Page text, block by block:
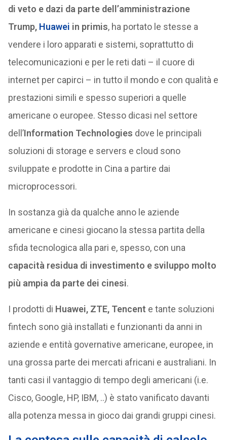
di veto e dazi da parte dell’amministrazione
Trump, Huawei in primis, ha portato le stesse a
vendere i loro apparati e sistemi, soprattutto di
telecomunicazioni e per le reti dati – il cuore di
internet per capirci – in tutto il mondo e con qualità e
prestazioni simili e spesso superiori a quelle
americane o europee. Stesso dicasi nel settore
dell’Information Technologies dove le principali
soluzioni di storage e servers e cloud sono
sviluppate e prodotte in Cina a partire dai
microprocessori.
In sostanza già da qualche anno le aziende
americane e cinesi giocano la stessa partita della
sfida tecnologica alla pari e, spesso, con una
capacità residua di investimento e sviluppo molto
più ampia da parte dei cinesi.
I prodotti di Huawei, ZTE, Tencent e tante soluzioni
fintech sono già installati e funzionanti da anni in
aziende e entità governative americane, europee, in
una grossa parte dei mercati africani e australiani. In
tanti casi il vantaggio di tempo degli americani (i.e.
Cisco, Google, HP, IBM, ..) è stato vanificato davanti
alla potenza messa in gioco dai grandi gruppi cinesi.